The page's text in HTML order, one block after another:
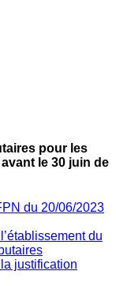
pour les
le 30 juin de
du 20/06/2023
du
justification